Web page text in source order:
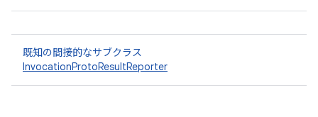
既知の間接的なサブクラス
InvocationProtoResultReporter